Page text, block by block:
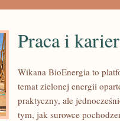
Praca i
Wikana BioEnergia to
temat zielonej energii
praktyczny, ale
tym, jak surowce